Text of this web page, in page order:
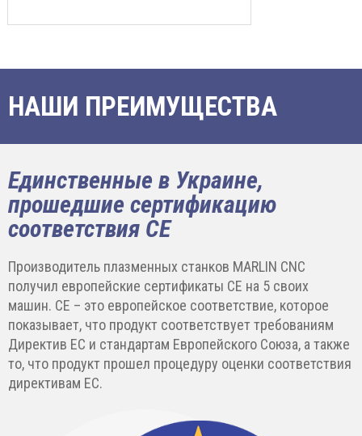
НАШИ ПРЕИМУЩЕСТВА
Единственные в Украине,
прошедшие сертификацию
соответствия CE
Производитель плазменных станков MARLIN CNC
получил европейские сертификаты CE на 5 своих
машин. CE – это европейское соответствие, которое
показывает, что продукт соответствует требованиям
Директив ЕС и стандартам Европейского Союза, а также
то, что продукт прошел процедуру оценки соответствия
директивам ЕС.